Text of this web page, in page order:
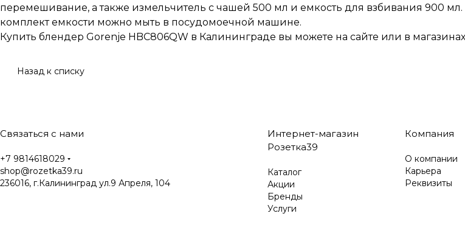
перемешивание, а также измельчитель с чашей 500 мл и емкость для взбивания 900
комплект емкости можно мыть в посудомоечной машине.
Купить блендер Gorenje HBC806QW в Калининграде вы можете на сайте или в магазинах
Назад к списку
Связаться с нами
+7 9814618029
shop@rozetka39.ru
236016, г.Калининград ул.9 Апреля, 104
Интернет-магазин
Розетка39
Каталог
Акции
Бренды
Услуги
Компания
О компании
Карьера
Реквизиты